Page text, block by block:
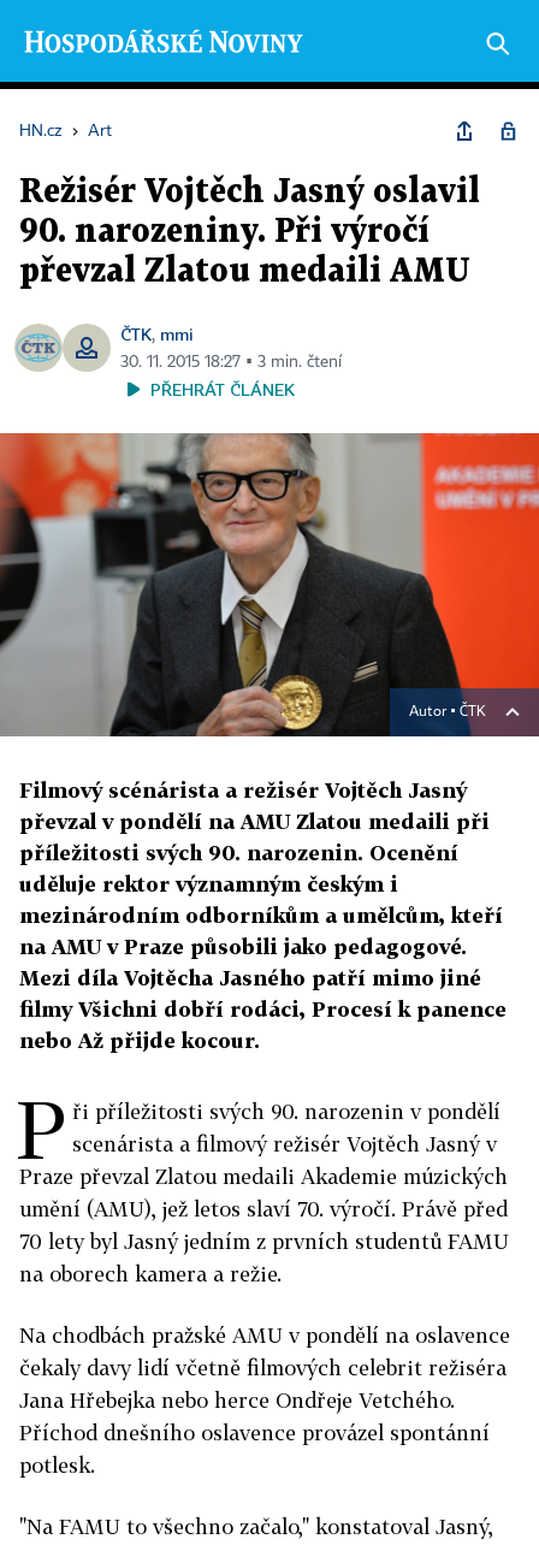
HN.cz › Art
Režisér Vojtěch Jasný oslavil
90. narozeniny. Při výročí
převzal Zlatou medaili AMU
ČTK, mmi
30. 11. 2015 18:27 ▪ 3 min. čtení
PŘEHRÁT ČLÁNEK
Autor ▪ ČTK
Filmový scénárista a režisér Vojtěch Jasný
převzal v pondělí na AMU Zlatou medaili při
příležitosti svých 90. narozenin. Ocenění
uděluje rektor významným českým i
mezinárodním odborníkům a umělcům, kteří
na AMU v Praze působili jako pedagogové.
Mezi díla Vojtěcha Jasného patří mimo jiné
filmy Všichni dobří rodáci, Procesí k panence
nebo Až přijde kocour.
P ři příležitosti svých 90. narozenin v pondělí
scenárista a filmový režisér Vojtěch Jasný v
Praze převzal Zlatou medaili Akademie múzických
umění (AMU), jež letos slaví 70. výročí. Právě před
70 lety byl Jasný jedním z prvních studentů FAMU
na oborech kamera a režie.
Na chodbách pražské AMU v pondělí na oslavence
čekaly davy lidí včetně filmových celebrit režiséra
Jana Hřebejka nebo herce Ondřeje Vetchého.
Příchod dnešního oslavence provázel spontánní
potlesk.
"Na FAMU to všechno začalo," konstatoval Jasný,